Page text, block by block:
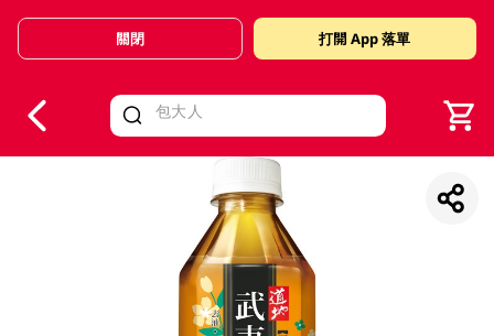
Valid Until 30 June 2026
關閉 打開 App 落單